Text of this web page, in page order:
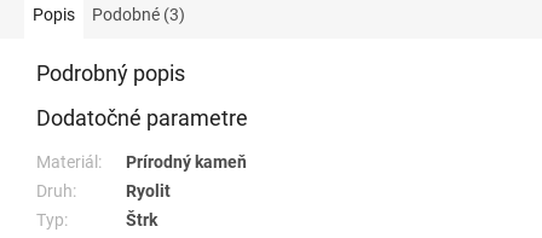
Popis Podobné (3)
Podrobný popis
Dodatočné parametre
Materiál:
Prírodný kameň
Druh:
Ryolit
Typ:
Štrk